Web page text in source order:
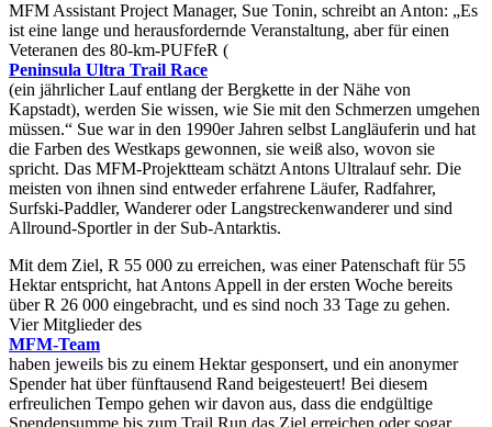
MFM Assistant Project Manager, Sue Tonin, schreibt an Anton: „Es
ist eine lange und herausfordernde Veranstaltung, aber für einen
Veteranen des 80-km-PUFfeR (
Peninsula Ultra Trail Race
(ein jährlicher Lauf entlang der Bergkette in der Nähe von
Kapstadt), werden Sie wissen, wie Sie mit den Schmerzen umgehen
müssen.“ Sue war in den 1990er Jahren selbst Langläuferin und hat
die Farben des Westkaps gewonnen, sie weiß also, wovon sie
spricht. Das MFM-Projektteam schätzt Antons Ultralauf sehr. Die
meisten von ihnen sind entweder erfahrene Läufer, Radfahrer,
Surfski-Paddler, Wanderer oder Langstreckenwanderer und sind
Allround-Sportler in der Sub-Antarktis.
Mit dem Ziel, R 55 000 zu erreichen, was einer Patenschaft für 55
Hektar entspricht, hat Antons Appell in der ersten Woche bereits
über R 26 000 eingebracht, und es sind noch 33 Tage zu gehen.
Vier Mitglieder des
MFM-Team
haben jeweils bis zu einem Hektar gesponsert, und ein anonymer
Spender hat über fünftausend Rand beigesteuert! Bei diesem
erfreulichen Tempo gehen wir davon aus, dass die endgültige